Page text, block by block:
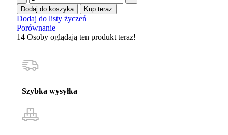
Dodaj do koszyka Kup teraz
Dodaj do listy życzeń
Porównanie
14 Osoby oglądają ten produkt teraz!
Szybka wysyłka